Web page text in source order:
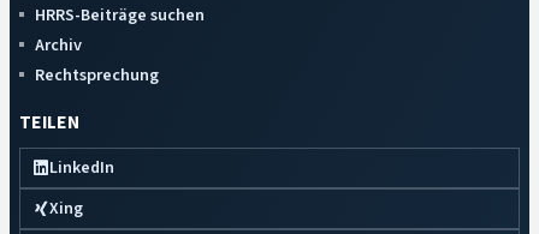
HRRS-Beiträge suchen
Archiv
Rechtsprechung
TEILEN
LinkedIn
Xing